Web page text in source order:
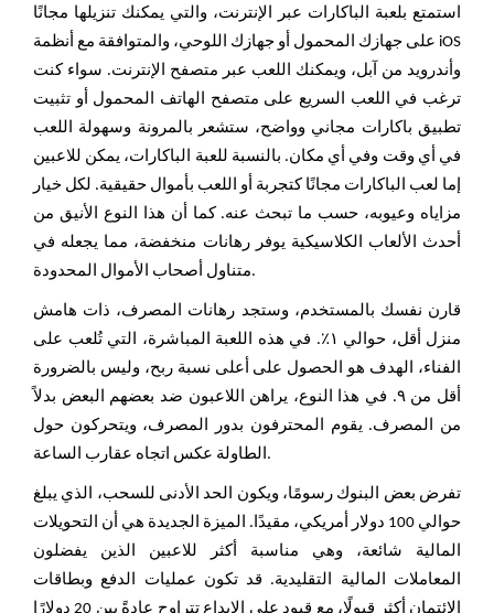
استمتع بلعبة الباكارات عبر الإنترنت، والتي يمكنك تنزيلها مجانًا
على جهازك المحمول أو جهازك اللوحي، والمتوافقة مع أنظمة iOS
وأندرويد من آبل، ويمكنك اللعب عبر متصفح الإنترنت. سواء كنت
ترغب في اللعب السريع على متصفح الهاتف المحمول أو تثبيت
تطبيق باكارات مجاني وواضح، ستشعر بالمرونة وسهولة اللعب
في أي وقت وفي أي مكان. بالنسبة للعبة الباكارات، يمكن للاعبين
إما لعب الباكارات مجانًا كتجربة أو اللعب بأموال حقيقية. لكل خيار
مزاياه وعيوبه، حسب ما تبحث عنه. كما أن هذا النوع الأنيق من
أحدث الألعاب الكلاسيكية يوفر رهانات منخفضة، مما يجعله في
متناول أصحاب الأموال المحدودة.
قارن نفسك بالمستخدم، وستجد رهانات المصرف، ذات هامش
منزل أقل، حوالي ١٪. في هذه اللعبة المباشرة، التي تُلعب على
الفناء، الهدف هو الحصول على أعلى نسبة ربح، وليس بالضرورة
أقل من ٩. في هذا النوع، يراهن اللاعبون ضد بعضهم البعض بدلاً
من المصرف. يقوم المحترفون بدور المصرف، ويتحركون حول
الطاولة عكس اتجاه عقارب الساعة.
تفرض بعض البنوك رسومًا، ويكون الحد الأدنى للسحب، الذي يبلغ
حوالي 100 دولار أمريكي، مقيدًا. الميزة الجديدة هي أن التحويلات
المالية شائعة، وهي مناسبة أكثر للاعبين الذين يفضلون
المعاملات المالية التقليدية. قد تكون عمليات الدفع وبطاقات
الائتمان أكثر قبولًا، مع قيود على الإيداع تتراوح عادةً بين 20 دولارًا